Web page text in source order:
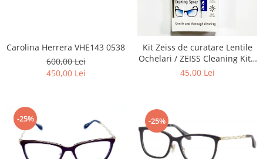
Carolina Herrera VHE143 0538
600,00 Lei
450,00 Lei
Kit Zeiss de curatare Lentile
Ochelari / ZEISS Cleaning Kit -
Recomandat la intretinerea
Telefoane, La aplicarea de
45,00 Lei
-25% -25%